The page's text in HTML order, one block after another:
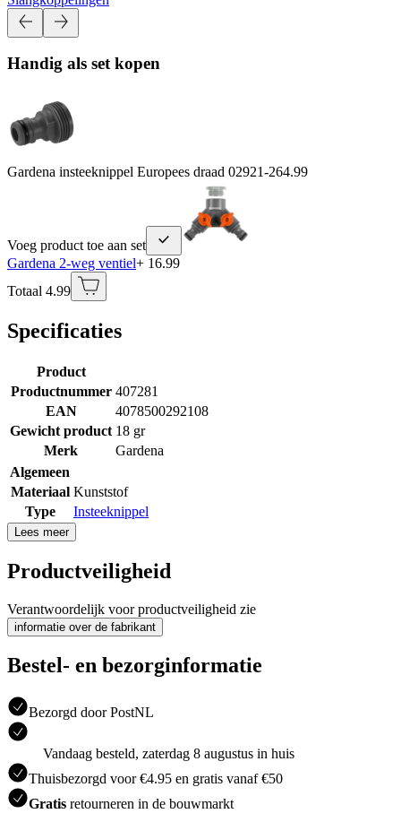
Handig als set kopen
Gardena insteeknippel Europees draad 02921-264.99
Voeg product toe aan set
Gardena 2-weg ventiel+ 16.99
Totaal 4.99
Specificaties
Product
Productnummer 407281
EAN
4078500292108
Gewicht product 18 gr
Merk
Gardena
Algemeen
Materiaal Kunststof
Type
Insteeknippel
Lees meer
Productveiligheid
Verantwoordelijk voor productveiligheid zie
informatie over de fabrikant
Bestel- en bezorginformatie
Bezorgd door PostNL
Vandaag besteld, zaterdag 8 augustus in huis
Thuisbezorgd voor €4.95 en gratis vanaf €50
Gratis retourneren in de bouwmarkt